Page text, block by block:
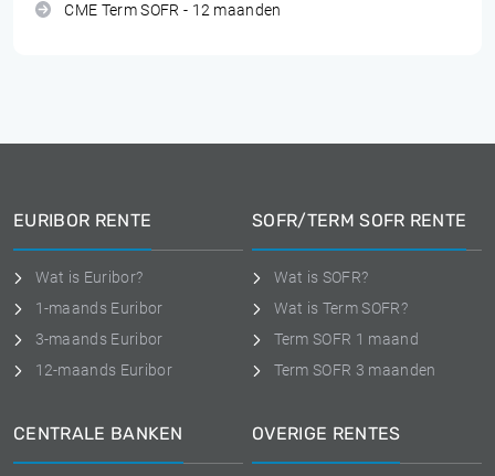
CME Term SOFR - 12 maanden
EURIBOR RENTE
Wat is Euribor?
1-maands Euribor
3-maands Euribor
12-maands Euribor
SOFR/TERM SOFR RENTE
Wat is SOFR?
Wat is Term SOFR?
Term SOFR 1 maand
Term SOFR 3 maanden
CENTRALE BANKEN OVERIGE RENTES